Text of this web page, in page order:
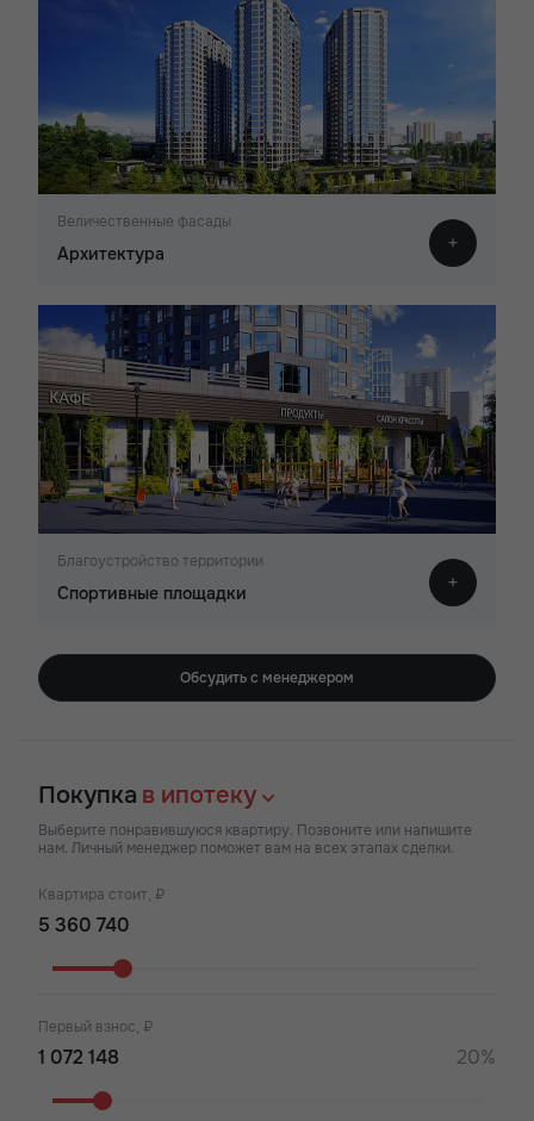
Величественные фасады
Архитектура
Благоустройство территории
Спортивные площадки
Обсудить с менеджером
Покупка в ипотеку
Выберите понравившуюся квартиру. Позвоните или напишите
нам. Личный менеджер поможет вам на всех этапах сделки.
Квартира стоит, ₽
Первый взнос, ₽
20%